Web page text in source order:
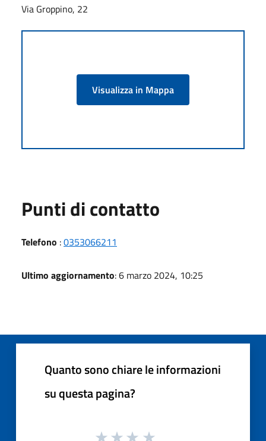
Via Groppino, 22
Visualizza in Mappa
Punti di contatto
Telefono :0353066211
Ultimo aggiornamento: 6 marzo 2024, 10:25
Quanto sono chiare le informazioni
su questa pagina?